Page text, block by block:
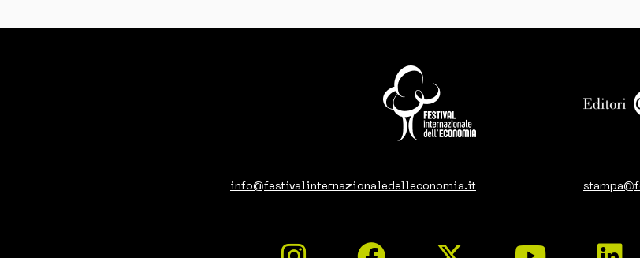
info@festivalinternazionaledelleconomia.it